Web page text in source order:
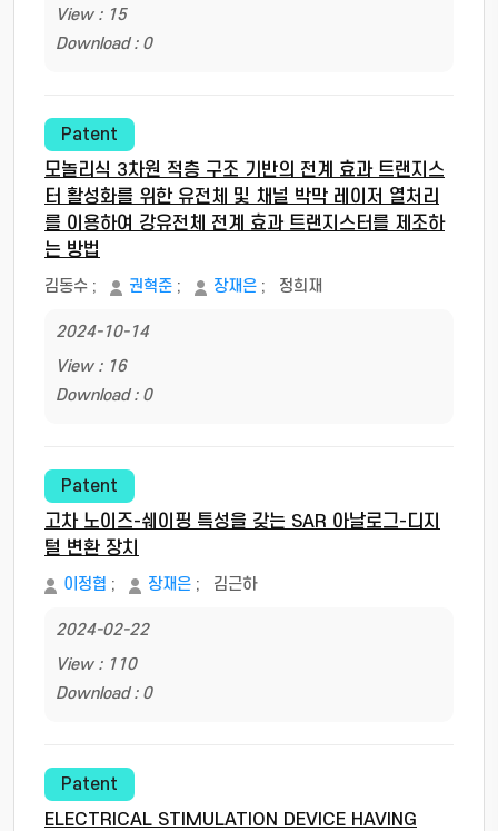
View : 15
Download : 0
Patent
모놀리식 3차원 적층 구조 기반의 전계 효과 트랜지스
터 활성화를 위한 유전체 및 채널 박막 레이저 열처리
를 이용하여 강유전체 전계 효과 트랜지스터를 제조하
는 방법
김동수 ; 권혁준 ; 장재은 ; 정희재
2024-10-14
View : 16
Download : 0
Patent
고차 노이즈-쉐이핑 특성을 갖는 SAR 아날로그-디지
털 변환 장치
이정협 ; 장재은 ; 김근하
2024-02-22
View : 110
Download : 0
Patent
ELECTRICAL STIMULATION DEVICE HAVING